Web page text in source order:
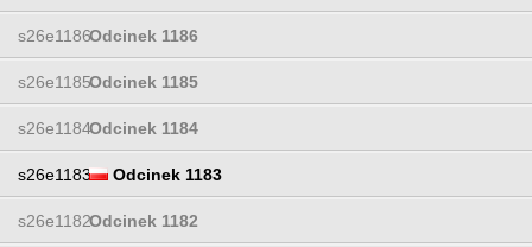
s26e1186Odcinek 1186
s26e1185Odcinek 1185
s26e1184Odcinek 1184
s26e1183 Odcinek 1183
s26e1182Odcinek 1182